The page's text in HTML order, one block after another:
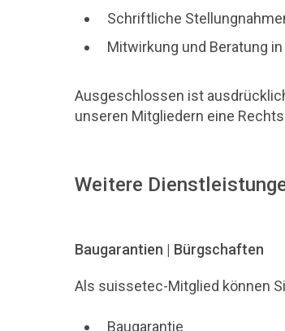
Schriftliche
Mitwirkung und Beratung
Ausgeschlossen ist
unseren Mitgliedern eine
Weitere
Baugarantien | Bürgschaften
Als suissetec-Mitglied können
Baugarantie